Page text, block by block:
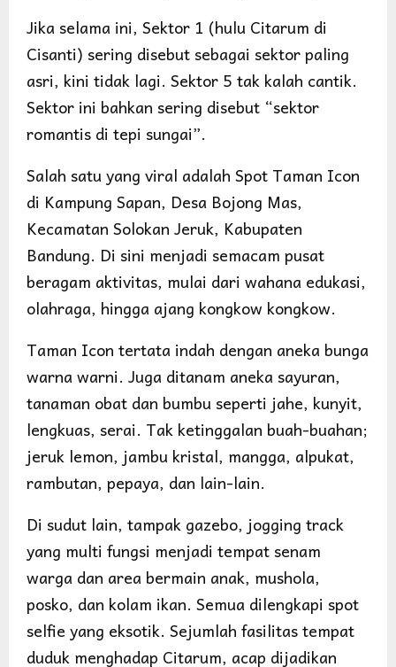
Jika selama ini, Sektor 1 (hulu Citarum di
Cisanti) sering disebut sebagai sektor paling
asri, kini tidak lagi. Sektor 5 tak kalah cantik.
Sektor ini bahkan sering disebut “sektor
romantis di tepi sungai”.
Salah satu yang viral adalah Spot Taman Icon
di Kampung Sapan, Desa Bojong Mas,
Kecamatan Solokan Jeruk, Kabupaten
Bandung. Di sini menjadi semacam pusat
beragam aktivitas, mulai dari wahana edukasi,
olahraga, hingga ajang kongkow kongkow.
Taman Icon tertata indah dengan aneka bunga
warna warni. Juga ditanam aneka sayuran,
tanaman obat dan bumbu seperti jahe, kunyit,
lengkuas, serai. Tak ketinggalan buah-buahan;
jeruk lemon, jambu kristal, mangga, alpukat,
rambutan, pepaya, dan lain-lain.
Di sudut lain, tampak gazebo, jogging track
yang multi fungsi menjadi tempat senam
warga dan area bermain anak, mushola,
posko, dan kolam ikan. Semua dilengkapi spot
selfie yang eksotik. Sejumlah fasilitas tempat
duduk menghadap Citarum, acap dijadikan